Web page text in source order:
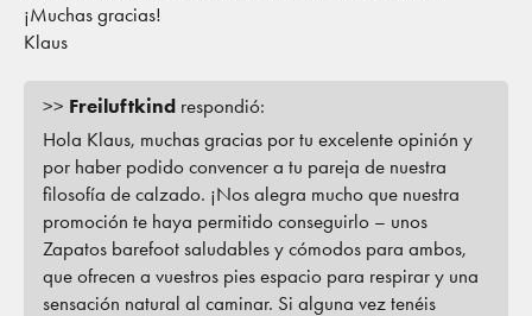
¡Muchas gracias!
Klaus
>> Freiluftkind respondió:
Hola Klaus, muchas gracias por tu excelente opinión y
por haber podido convencer a tu pareja de nuestra
filosofía de calzado. ¡Nos alegra mucho que nuestra
promoción te haya permitido conseguirlo – unos
Zapatos barefoot saludables y cómodos para ambos,
que ofrecen a vuestros pies espacio para respirar y una
sensación natural al caminar. Si alguna vez tenéis